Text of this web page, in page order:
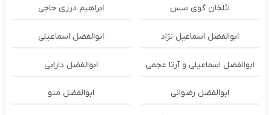
ائلخان گوی سس ابراهیم درزی حاجی
ابوالفضل اسماعیل نژاد ابوالفضل اسماعیلی
ابوالفضل اسماعیلی و آرتا عجمی ابوالفضل دارابی
ابوالفضل رضوانی ابوالفضل متو